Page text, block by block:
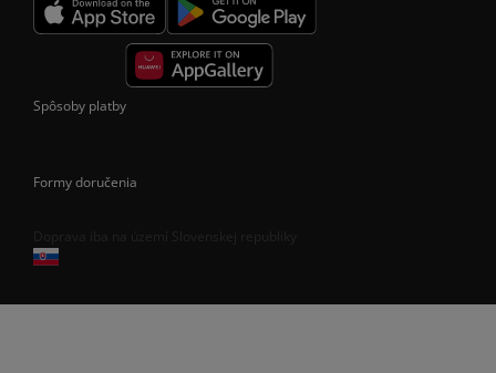
Spôsoby platby
Formy doručenia